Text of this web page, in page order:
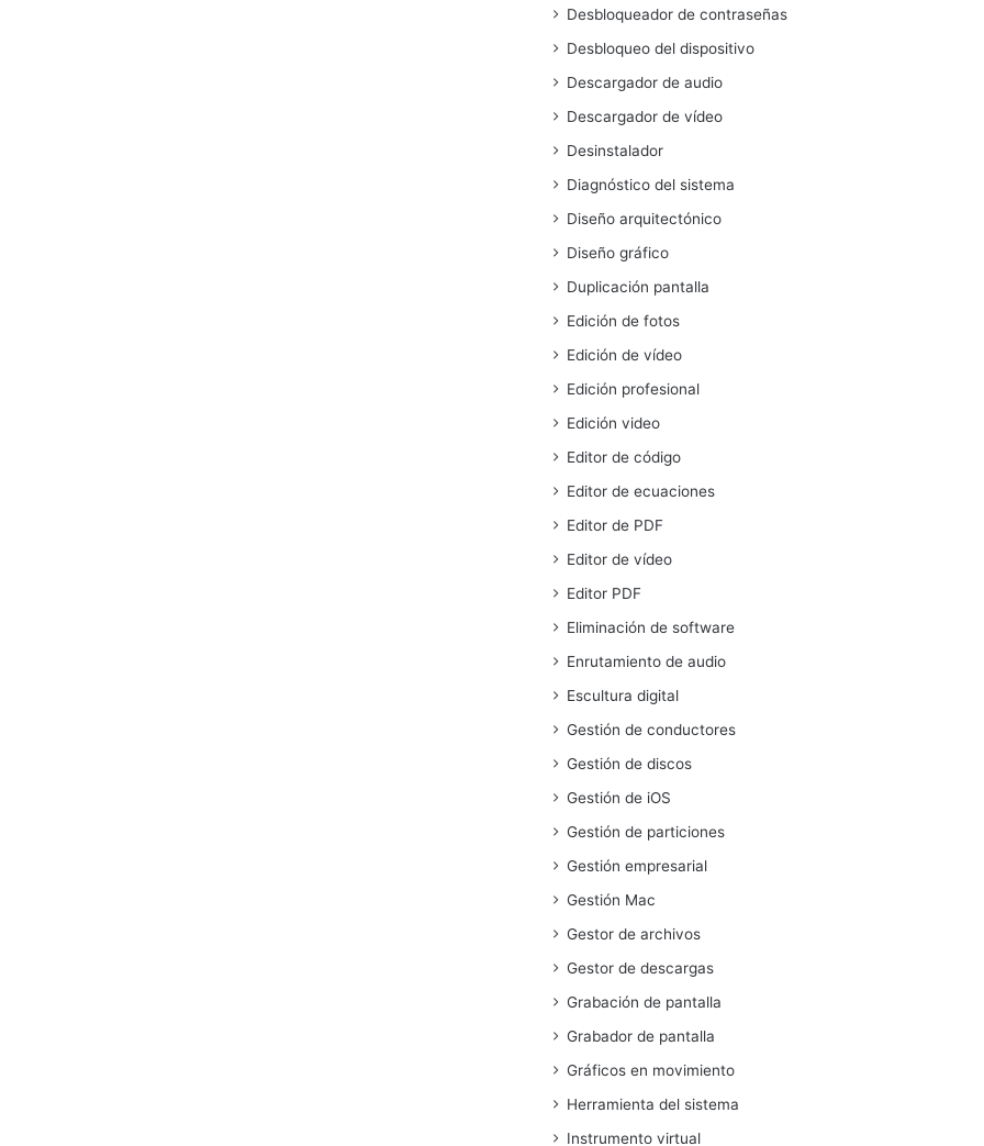
Desbloqueador de contraseñas
Desbloqueo del dispositivo
Descargador de audio
Descargador de vídeo
Desinstalador
Diagnóstico del sistema
Diseño arquitectónico
Diseño gráfico
Duplicación pantalla
Edición de fotos
Edición de vídeo
Edición profesional
Edición video
Editor de código
Editor de ecuaciones
Editor de PDF
Editor de vídeo
Editor PDF
Eliminación de software
Enrutamiento de audio
Escultura digital
Gestión de conductores
Gestión de discos
Gestión de iOS
Gestión de particiones
Gestión empresarial
Gestión Mac
Gestor de archivos
Gestor de descargas
Grabación de pantalla
Grabador de pantalla
Gráficos en movimiento
Herramienta del sistema
Instrumento virtual